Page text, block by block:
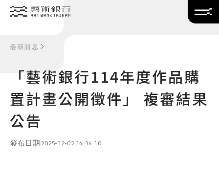
最新消息
「藝術銀行114年度作品購
置計畫公開徵件」 複審結果
公告
發布日期2025-12-02 14:16:10
Translate